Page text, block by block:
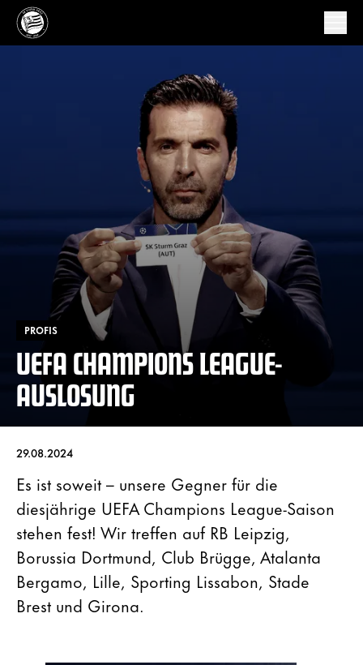
PROFIS
UEFA CHAMPIONS LEAGUE-
AUSLOSUNG
29.08.2024
Es ist soweit – unsere Gegner für die
diesjährige UEFA Champions League-Saison
stehen fest! Wir treffen auf RB Leipzig,
Borussia Dortmund, Club Brügge, Atalanta
Bergamo, Lille, Sporting Lissabon, Stade
Brest und Girona.